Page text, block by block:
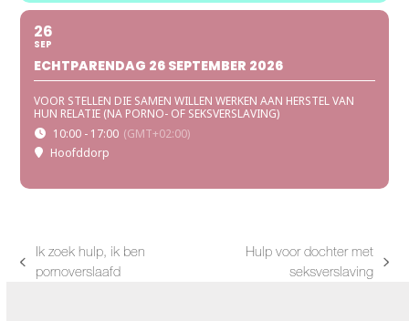
26
SEP
ECHTPARENDAG 26 SEPTEMBER 2026
VOOR STELLEN DIE SAMEN WILLEN WERKEN AAN HERSTEL VAN
HUN RELATIE (NA PORNO- OF SEKSVERSLAVING)
10:00 - 17:00 (GMT+02:00)
Hoofddorp
previous
Ik zoek hulp, ik ben
pornoverslaafd
Hulp voor dochter met
seksverslaving